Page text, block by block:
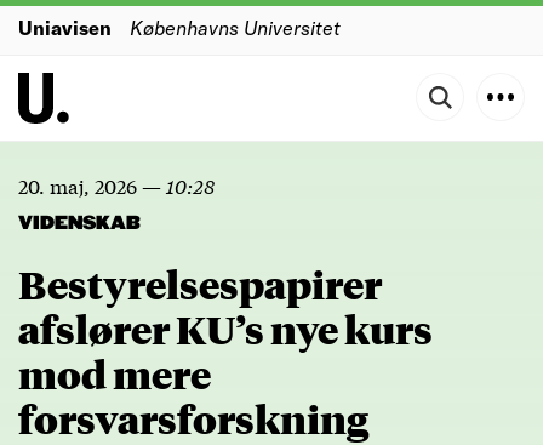
Uniavisen Københavns Universitet
20. maj, 2026— 10:28
VIDENSKAB
Bestyrelsespapirer
afslører KU’s nye kurs
mod mere
forsvarsforskning